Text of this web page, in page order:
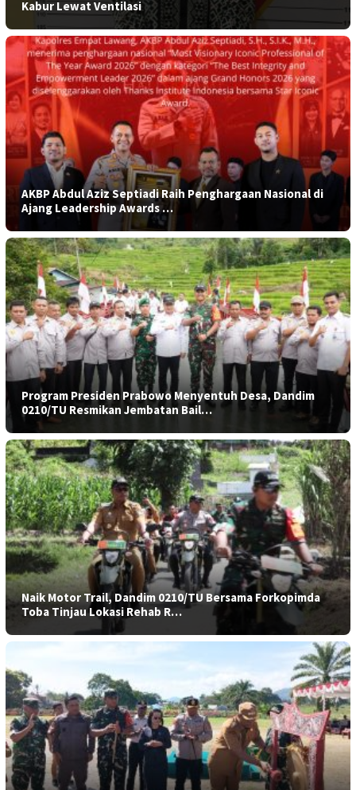
Kabur Lewat Ventilasi
AKBP Abdul Aziz Septiadi Raih Penghargaan Nasional di
Ajang Leadership Awards …
Program Presiden Prabowo Menyentuh Desa, Dandim
0210/TU Resmikan Jembatan Bail…
Naik Motor Trail, Dandim 0210/TU Bersama Forkopimda
Toba Tinjau Lokasi Rehab R…